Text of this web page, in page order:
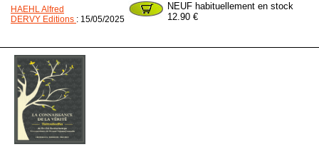
HAEHL Alfred
DERVY Editions : 15/05/2025
NEUF habituellement en stock
12.90 €